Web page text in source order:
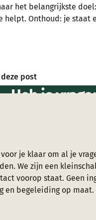
het belangrijkste
helpt. Onthoud: je staat
deze post
Heb je
voor je klaar om al je
We zijn een
voorop staat. Geen
en begeleiding op maat.